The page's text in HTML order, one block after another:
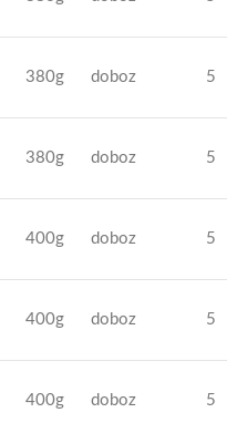
380g doboz 5
380g doboz 5
400g doboz 5
400g doboz 5
400g doboz 5